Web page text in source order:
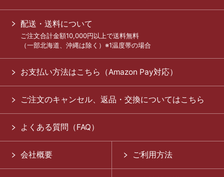
配送・送料について
ご注文合計金額10,000円以上で送料無料
（一部北海道、沖縄は除く）※1温度帯の場合
お支払い方法はこちら（Amazon Pay対応）
ご注文のキャンセル、返品・交換についてはこちら
よくある質問（FAQ）
会社概要 ご利用方法